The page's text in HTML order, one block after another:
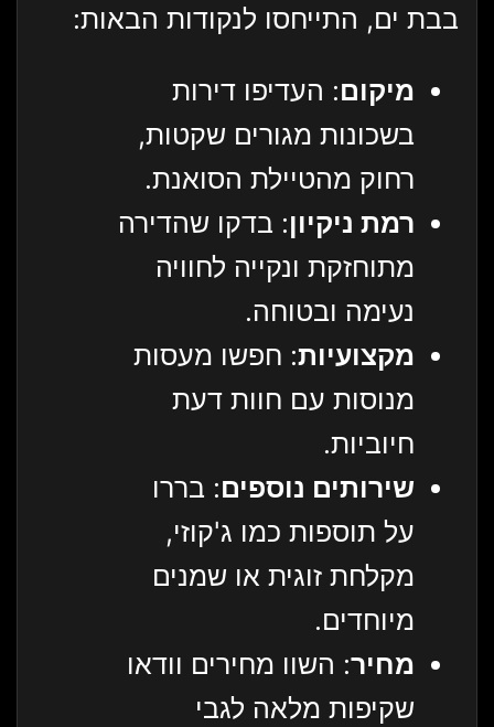
בבת ים, התייחסו לנקודות הבאות:
מיקום: העדיפו דירות
בשכונות מגורים שקטות,
רחוק מהטיילת הסואנת.
רמת ניקיון: בדקו שהדירה
מתוחזקת ונקייה לחוויה
נעימה ובטוחה.
מקצועיות: חפשו מעסות
מנוסות עם חוות דעת
חיוביות.
שירותים נוספים: בררו
על תוספות כמו ג'קוזי,
מקלחת זוגית או שמנים
מיוחדים.
מחיר: השוו מחירים וודאו
שקיפות מלאה לגבי